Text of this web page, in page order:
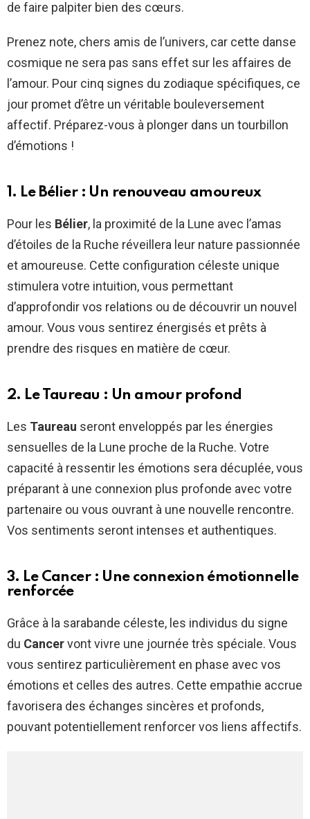
de faire palpiter bien des cœurs.
Prenez note, chers amis de l’univers, car cette danse
cosmique ne sera pas sans effet sur les affaires de
l’amour. Pour cinq signes du zodiaque spécifiques, ce
jour promet d’être un véritable bouleversement
affectif. Préparez-vous à plonger dans un tourbillon
d’émotions !
1. Le Bélier : Un renouveau amoureux
Pour les Bélier, la proximité de la Lune avec l’amas
d’étoiles de la Ruche réveillera leur nature passionnée
et amoureuse. Cette configuration céleste unique
stimulera votre intuition, vous permettant
d’approfondir vos relations ou de découvrir un nouvel
amour. Vous vous sentirez énergisés et prêts à
prendre des risques en matière de cœur.
2. Le Taureau : Un amour profond
Les Taureau seront enveloppés par les énergies
sensuelles de la Lune proche de la Ruche. Votre
capacité à ressentir les émotions sera décuplée, vous
préparant à une connexion plus profonde avec votre
partenaire ou vous ouvrant à une nouvelle rencontre.
Vos sentiments seront intenses et authentiques.
3. Le Cancer : Une connexion émotionnelle
renforcée
Grâce à la sarabande céleste, les individus du signe
du Cancervont vivre une journée très spéciale. Vous
vous sentirez particulièrement en phase avec vos
émotions et celles des autres. Cette empathie accrue
favorisera des échanges sincères et profonds,
pouvant potentiellement renforcer vos liens affectifs.